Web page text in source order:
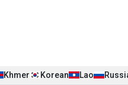
Khmer Korean Lao